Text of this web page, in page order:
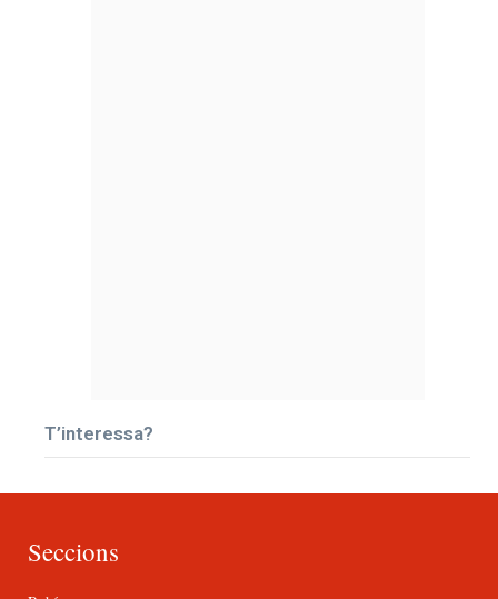
T’interessa?
Seccions